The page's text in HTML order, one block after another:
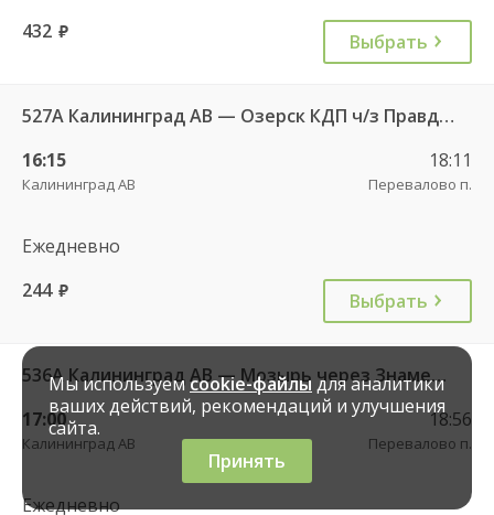
432 руб. Выбрать
527А Калининград АВ — Озерск КДП ч/з Правдинск КДП
16:15
Калининград АВ
18:11
Перевалово п.
Ежедневно
244 руб. Выбрать
536А Калининград АВ — Мозырь через Знаменск
17:00
Калининград АВ
18:56
Перевалово п.
Ежедневно
Мы используемcookie-файлы для аналитики
ваших действий, рекомендаций и улучшения
сайта.
Принять